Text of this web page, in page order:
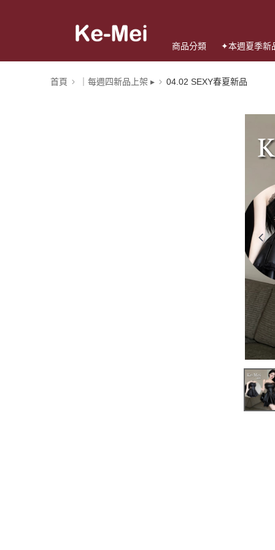
商品分類 ✦本週夏季新
首頁 ｜每週四新品上架 ▸ 04.02 SEXY春夏新品